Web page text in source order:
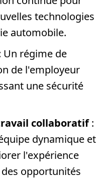
technologies
automobile.
Un régime de
de l'employeur
une sécurité
collaboratif:
dynamique et
l'expérience
opportunités